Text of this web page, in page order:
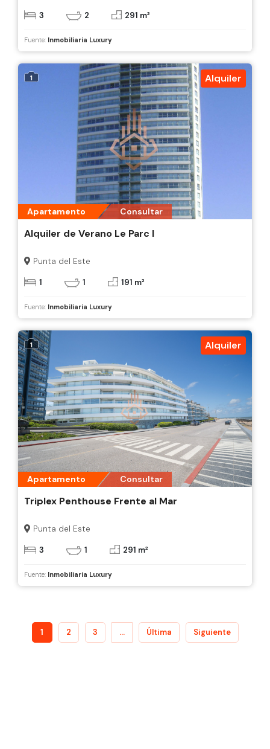
3 2 291 m²
Fuente: Inmobiliaria Luxury
1 Alquiler
Apartamento Consultar
Alquiler de Verano Le Parc I
Punta del Este
1 1 191 m²
Fuente: Inmobiliaria Luxury
1 Alquiler
Apartamento Consultar
Triplex Penthouse Frente al Mar
Punta del Este
3 1 291 m²
Fuente: Inmobiliaria Luxury
1 2 3 ... Última Siguiente